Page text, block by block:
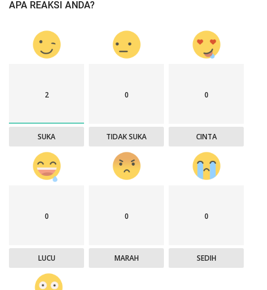
APA REAKSI ANDA?
2
SUKA
0
TIDAK SUKA
0
CINTA
0
LUCU
0
MARAH
0
SEDIH